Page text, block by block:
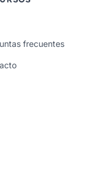
frecuentes